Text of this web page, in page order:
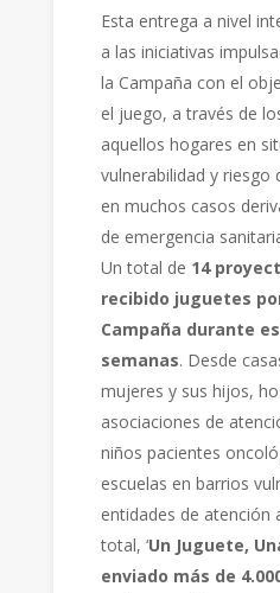
Esta entrega a nivel
a las iniciativas
la Campaña con el
el juego, a través de
aquellos hogares en
vulnerabilidad y riesgo
en muchos casos
de emergencia
Un total de 14
recibido juguetes
Campaña durante
semanas. Desde
mujeres y sus hijos,
asociaciones de
niños pacientes
escuelas en barrios
entidades de atención
total, ‘Un Juguete,
enviado más de